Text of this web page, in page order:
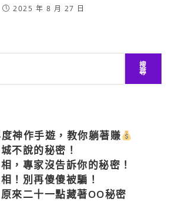
2025 年 8 月 27 日
搜
尋
神作手遊，教你躺著賺
不說的秘密！
，專家沒告訴你的秘密！
！別再傻傻被騙！
來二十一點藏著OO秘密